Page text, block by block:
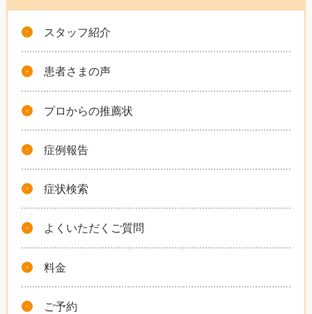
スタッフ紹介
患者さまの声
プロからの推薦状
症例報告
症状検索
よくいただくご質問
料金
ご予約